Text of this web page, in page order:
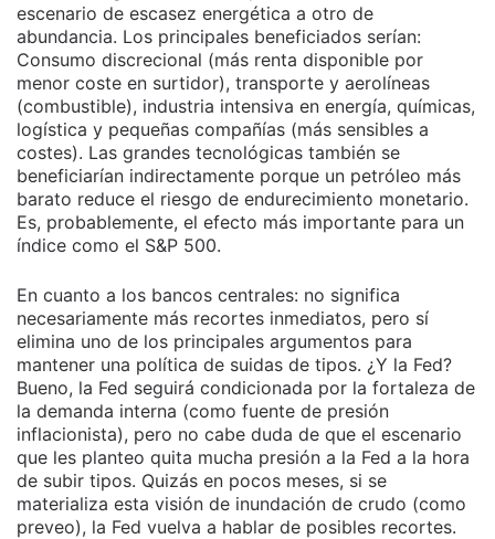
escenario de escasez energética a otro de
abundancia. Los principales beneficiados serían:
Consumo discrecional (más renta disponible por
menor coste en surtidor), transporte y aerolíneas
(combustible), industria intensiva en energía, químicas,
logística y pequeñas compañías (más sensibles a
costes). Las grandes tecnológicas también se
beneficiarían indirectamente porque un petróleo más
barato reduce el riesgo de endurecimiento monetario.
Es, probablemente, el efecto más importante para un
índice como el S&P 500.
En cuanto a los bancos centrales: no significa
necesariamente más recortes inmediatos, pero sí
elimina uno de los principales argumentos para
mantener una política de suidas de tipos. ¿Y la Fed?
Bueno, la Fed seguirá condicionada por la fortaleza de
la demanda interna (como fuente de presión
inflacionista), pero no cabe duda de que el escenario
que les planteo quita mucha presión a la Fed a la hora
de subir tipos. Quizás en pocos meses, si se
materializa esta visión de inundación de crudo (como
preveo), la Fed vuelva a hablar de posibles recortes.